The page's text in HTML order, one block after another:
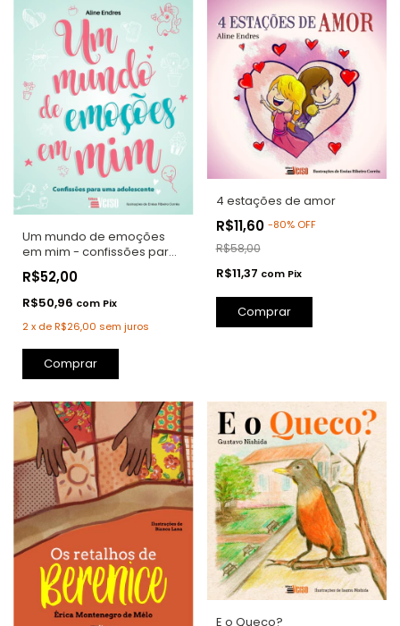
Um mundo de emoções
em mim - confissões para
uma adolescente
R$52,00
R$50,96 com Pix
2x deR$26,00 sem juros
Comprar
4 estações de amor
R$11,60 -80% OFF
R$58,00
R$11,37 com Pix
Comprar
E o Queco?